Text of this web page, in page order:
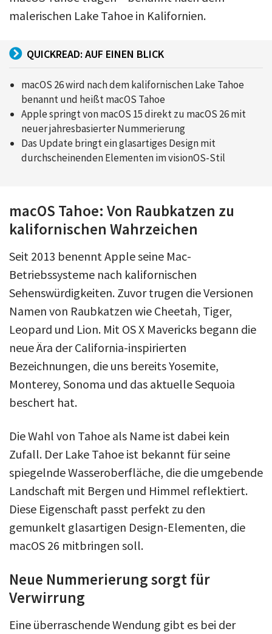
malerischen Lake Tahoe in Kalifornien.
QUICKREAD: AUF EINEN BLICK
macOS 26 wird nach dem kalifornischen Lake Tahoe
benannt und heißt macOS Tahoe
Apple springt von macOS 15 direkt zu macOS 26 mit
neuer jahresbasierter Nummerierung
Das Update bringt ein glasartiges Design mit
durchscheinenden Elementen im visionOS-Stil
macOS Tahoe: Von Raubkatzen zu
kalifornischen Wahrzeichen
Seit 2013 benennt Apple seine Mac-
Betriebssysteme nach kalifornischen
Sehenswürdigkeiten. Zuvor trugen die Versionen
Namen von Raubkatzen wie Cheetah, Tiger,
Leopard und Lion. Mit OS X Mavericks begann die
neue Ära der California-inspirierten
Bezeichnungen, die uns bereits Yosemite,
Monterey, Sonoma und das aktuelle Sequoia
beschert hat.
Die Wahl von Tahoe als Name ist dabei kein
Zufall. Der Lake Tahoe ist bekannt für seine
spiegelnde Wasseroberfläche, die die umgebende
Landschaft mit Bergen und Himmel reflektiert.
Diese Eigenschaft passt perfekt zu den
gemunkelt glasartigen Design-Elementen, die
macOS 26 mitbringen soll.
Neue Nummerierung sorgt für
Verwirrung
Eine überraschende Wendung gibt es bei der